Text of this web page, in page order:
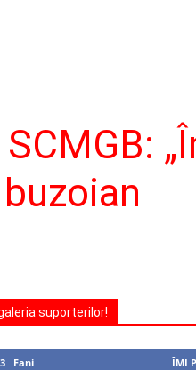
suporterilor!
Fani ÎMI